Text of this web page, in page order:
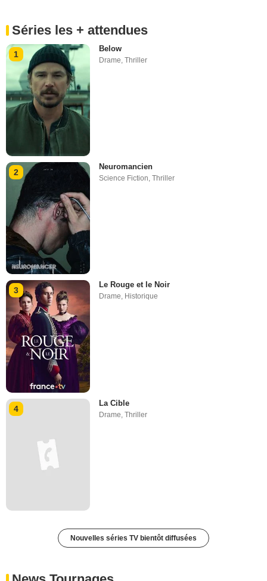
Séries les + attendues
1
Below
Drame ,Thriller
2
Neuromancien
Science Fiction,Thriller
3
Le Rouge et le Noir
Drame, Historique
4
La Cible
Drame ,Thriller
Nouvelles séries TV bientôt diffusées